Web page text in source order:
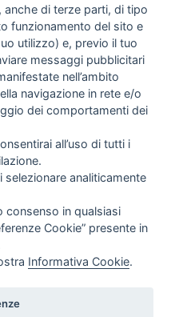
Vedi tutti
| Registrazione al Tribunale Civile
di terze parti, di tipo
funzionamento del sito e
utilizzo) e, previo il tuo
messaggi pubblicitari
nell’ambito
navigazione in rete e/o
dei comportamenti dei
all’uso di tutti i
selezionare analiticamente
consenso in qualsiasi
Cookie” presente in
Informativa Cookie.